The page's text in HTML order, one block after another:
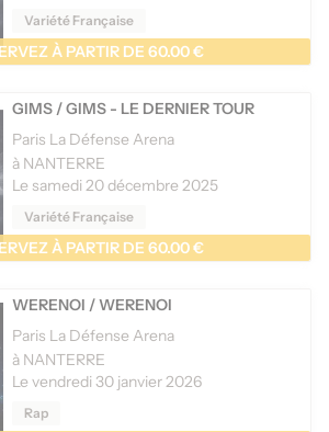
Variété Française
À PARTIR DE 60.00 €
GIMS /GIMS - LE DERNIER TOUR
Paris La Défense Arena
à NANTERRE
Le samedi 20 décembre 2025
Variété Française
À PARTIR DE 60.00 €
WERENOI /WERENOI
Paris La Défense Arena
à NANTERRE
Le vendredi 30 janvier 2026
Rap